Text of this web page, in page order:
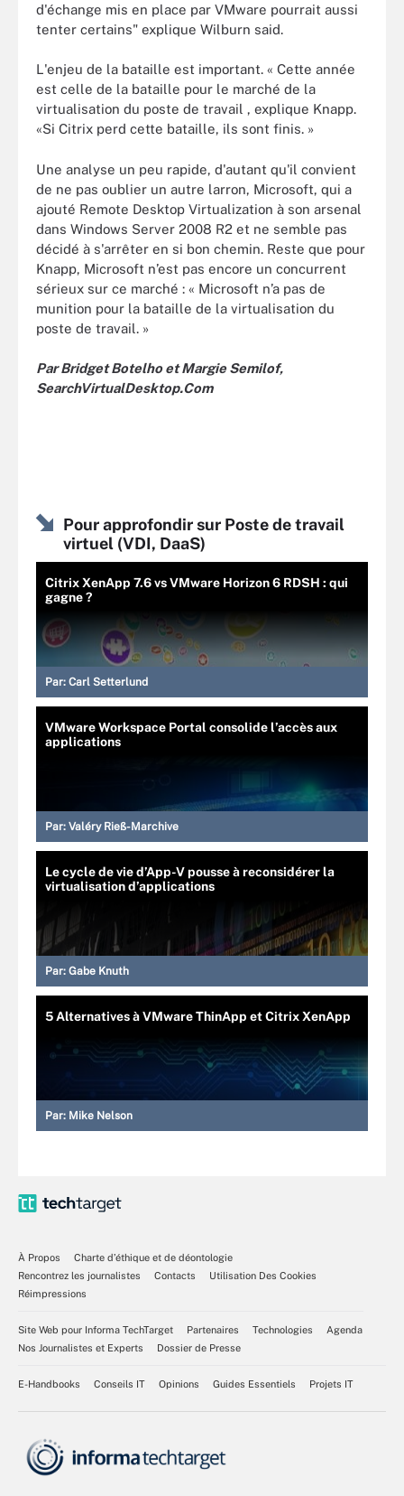
d'échange mis en place par VMware pourrait aussi
tenter certains" explique Wilburn said.
L'enjeu de la bataille est important. « Cette année
est celle de la bataille pour le marché de la
virtualisation du poste de travail , explique Knapp.
«Si Citrix perd cette bataille, ils sont finis. »
Une analyse un peu rapide, d'autant qu'il convient
de ne pas oublier un autre larron, Microsoft, qui a
ajouté Remote Desktop Virtualization à son arsenal
dans Windows Server 2008 R2 et ne semble pas
décidé à s'arrêter en si bon chemin. Reste que pour
Knapp, Microsoft n’est pas encore un concurrent
sérieux sur ce marché : « Microsoft n’a pas de
munition pour la bataille de la virtualisation du
poste de travail. »
Par Bridget Botelho et Margie Semilof,
SearchVirtualDesktop.Com
Pour approfondir sur Poste de travail
virtuel (VDI, DaaS)
Citrix XenApp 7.6 vs VMware Horizon 6 RDSH : qui
gagne ?
Par: Carl Setterlund
VMware Workspace Portal consolide l’accès aux
applications
Par: Valéry Rieß-Marchive
Le cycle de vie d’App-V pousse à reconsidérer la
virtualisation d’applications
Par: Gabe Knuth
5 Alternatives à VMware ThinApp et Citrix XenApp
Par: Mike Nelson
À Propos
Charte d’éthique et de déontologie
Rencontrez les journalistes
Contacts
Utilisation Des Cookies
Réimpressions
Site Web pour Informa TechTarget Partenaires Technologies
Agenda
Nos Journalistes et Experts
Dossier de Presse
E-Handbooks Conseils IT Opinions Guides Essentiels Projets IT